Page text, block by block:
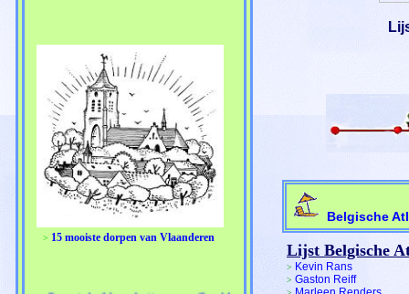
> 15 mooiste dorpen van Vlaanderen
Belgische
Lijst Belgische
> Kevin Rans
> Gaston Reiff